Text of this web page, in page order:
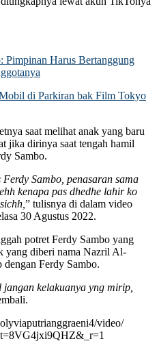
Pimpinan Harus Bertanggung
di Parkiran bak Film Tokyo
saat melihat anak yang baru
jika dirinya saat tengah hamil
Sambo.
Sambo, penasaran sama
kenapa pas dhedhe lahir ko
” tulisnya di dalam video
30 Agustus 2022.
potret Ferdy Sambo yang
yang diberi nama Nazril Al-
Ferdy Sambo.
kelakuanya yng mirip,
video/